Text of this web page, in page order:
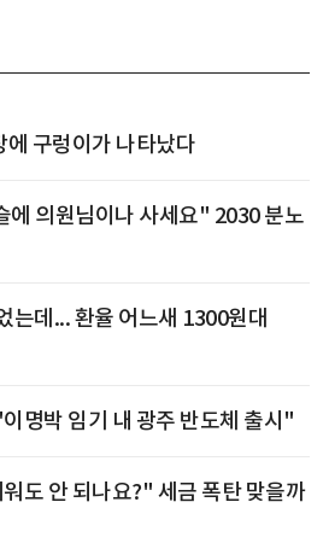
에 구렁이가 나타났다
에 의원님이나 사세요" 2030 분노
는데... 환율 어느새 1300원대
명박 임기 내 광주 반도체 출시"
도 안 되나요?" 세금 폭탄 맞을까